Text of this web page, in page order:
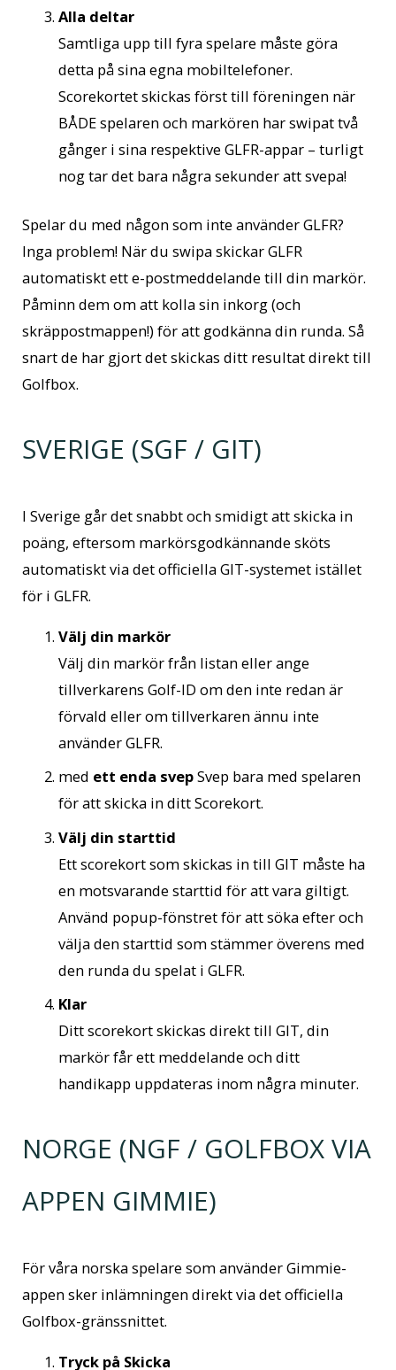
Alla deltar
Samtliga upp till fyra spelare måste göra
detta på sina egna mobiltelefoner.
Scorekortet skickas först till föreningen när
BÅDE spelaren och markören har swipat två
gånger i sina respektive GLFR-appar – turligt
nog tar det bara några sekunder att svepa!
Spelar du med någon som inte använder GLFR?
Inga problem! När du swipa skickar GLFR
automatiskt ett e-postmeddelande till din markör.
Påminn dem om att kolla sin inkorg (och
skräppostmappen!) för att godkänna din runda. Så
snart de har gjort det skickas ditt resultat direkt till
Golfbox.
SVERIGE (SGF / GIT)
I Sverige går det snabbt och smidigt att skicka in
poäng, eftersom markörsgodkännande sköts
automatiskt via det officiella GIT-systemet istället
för i GLFR.
Välj din markör
Välj din markör från listan eller ange
tillverkarens Golf-ID om den inte redan är
förvald eller om tillverkaren ännu inte
använder GLFR.
med ett enda svepSvep bara med spelaren
för att skicka in ditt Scorekort.
Välj din starttid
Ett scorekort som skickas in till GIT måste ha
en motsvarande starttid för att vara giltigt.
Använd popup-fönstret för att söka efter och
välja den starttid som stämmer överens med
den runda du spelat i GLFR.
Klar
Ditt scorekort skickas direkt till GIT, din
markör får ett meddelande och ditt
handikapp uppdateras inom några minuter.
NORGE (NGF / GOLFBOX VIA
APPEN GIMMIE)
För våra norska spelare som använder Gimmie-
appen sker inlämningen direkt via det officiella
Golfbox-gränssnittet.
Tryck på Skicka